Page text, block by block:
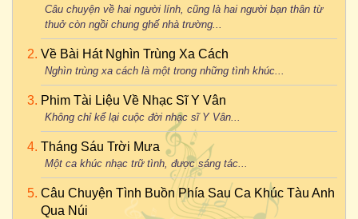
Câu chuyện về hai người lính, cũng là hai người bạn thân từ
thuở còn ngồi chung ghế nhà trường...
Về Bài Hát Nghìn Trùng Xa Cách
Nghìn trùng xa cách là một trong những tình khúc...
Phim Tài Liệu Về Nhạc Sĩ Y Vân
Không chỉ kể lại cuộc đời nhạc sĩ Y Vân...
Tháng Sáu Trời Mưa
Một ca khúc nhạc trữ tình, được sáng tác...
Câu Chuyện Tình Buồn Phía Sau Ca Khúc Tàu Anh
Qua Núi